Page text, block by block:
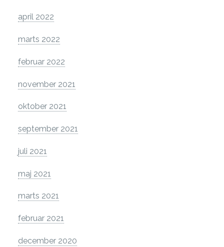
april 2022
marts 2022
februar 2022
november 2021
oktober 2021
september 2021
juli 2021
maj 2021
marts 2021
februar 2021
december 2020